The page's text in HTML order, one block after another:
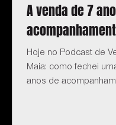
A venda de 7
Hoje no Podcast de
Maia: como fechei
anos de